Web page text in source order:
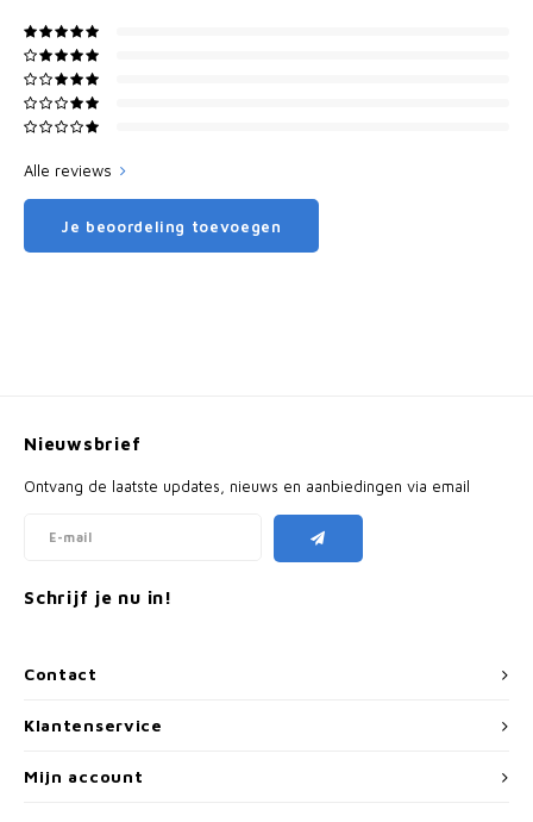
Alle reviews
Je beoordeling toevoegen
Contact
Nieuwsbrief
Ontvang de laatste updates, nieuws en aanbiedingen via email
Schrijf je nu in!
Klantenservice
Mijn account